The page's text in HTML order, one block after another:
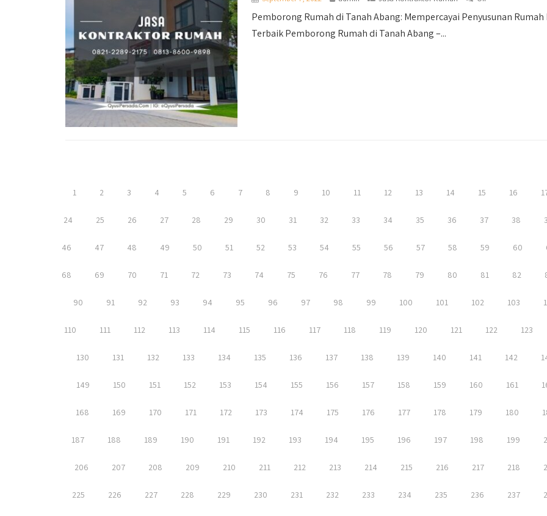
Pemborong Rumah di Tanah Abang: Mempercayai Penyusunan
Terbaik Pemborong Rumah di Tanah Abang –...
1 2 3 4 5 6 7 8 9 10 11 12 13 14 15 16
24 25 26 27 28 29 30 31 32 33 34 35 36 37 38
46 47 48 49 50 51 52 53 54 55 56 57 58 59 60
68 69 70 71 72 73 74 75 76 77 78 79 80 81 82
90 91 92 93 94 95 96 97 98 99 100 101 102 103
110 111 112 113 114 115 116 117 118 119 120 121 122 123
130 131 132 133 134 135 136 137 138 139 140 141 142
149 150 151 152 153 154 155 156 157 158 159 160 161
168 169 170 171 172 173 174 175 176 177 178 179 180
187 188 189 190 191 192 193 194 195 196 197 198 199
206 207 208 209 210 211 212 213 214 215 216 217 218
225 226 227 228 229 230 231 232 233 234 235 236 237